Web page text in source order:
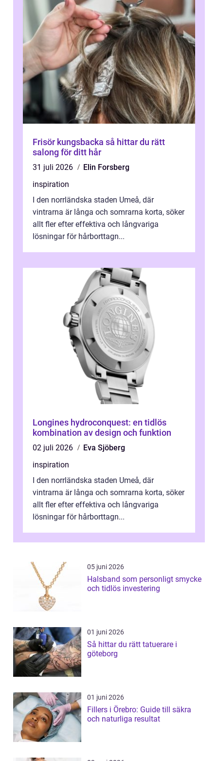
Frisör kungsbacka så hittar du rätt
salong för ditt hår
31 juli 2026
Elin Forsberg
inspiration
I den norrländska staden Umeå, där
vintrarna är långa och somrarna korta, söker
allt fler efter effektiva och långvariga
lösningar för hårborttagn...
Longines hydroconquest: en tidlös
kombination av design och funktion
02 juli 2026
Eva Sjöberg
inspiration
I den norrländska staden Umeå, där
vintrarna är långa och somrarna korta, söker
allt fler efter effektiva och långvariga
lösningar för hårborttagn...
05 juni 2026
Halsband som personligt smycke
och tidlös investering
01 juni 2026
Så hittar du rätt tatuerare i
göteborg
01 juni 2026
Fillers i Örebro: Guide till säkra
och naturliga resultat